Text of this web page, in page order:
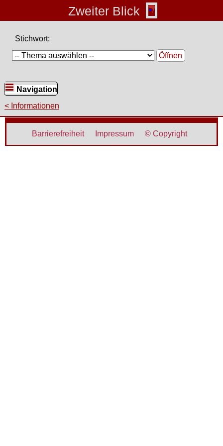
Zweiter Blick
Stichwort:
Öffnen
Navigation
Informationen
Barrierefreiheit Impressum © Copyright